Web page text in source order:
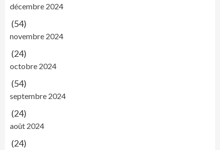
décembre 2024
(54)
novembre 2024
(24)
octobre 2024
(54)
septembre 2024
(24)
août 2024
(24)